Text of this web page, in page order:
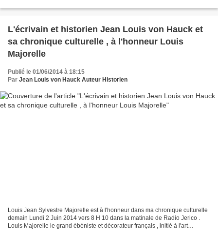
L'écrivain et historien Jean Louis von Hauck et
sa chronique culturelle , à l'honneur Louis
Majorelle
Publié le 01/06/2014 à 18:15
Par Jean Louis von Hauck Auteur Historien
Louis Jean Sylvestre Majorelle est à l'honneur dans ma chronique culturelle
demain Lundi 2 Juin 2014 vers 8 H 10 dans la matinale de Radio Jerico .
Louis Majorelle le grand ébéniste et décorateur français , initié à l'art